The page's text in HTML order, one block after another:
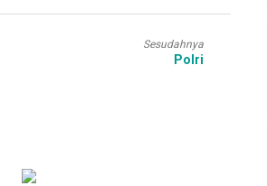
Sesudahnya
Polri